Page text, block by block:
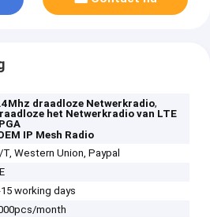
draadloze Netwerkradio,
het Netwerkradio van LTE
IP Mesh Radio
T, Western Union, Paypal
working days
month